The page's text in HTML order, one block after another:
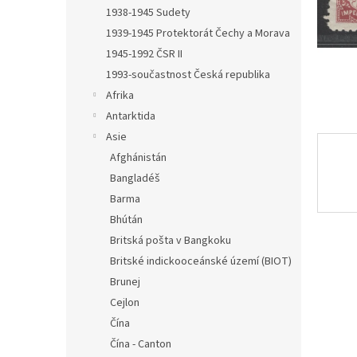
1938-1945 Sudety
1939-1945 Protektorát Čechy a Morava
1945-1992 ČSR II
1993-součastnost Česká republika
Afrika
Antarktida
Asie
Afghánistán
Bangladéš
Barma
Bhútán
Britská pošta v Bangkoku
Britské indickooceánské území (BIOT)
Brunej
Cejlon
Čína
Čína - Canton